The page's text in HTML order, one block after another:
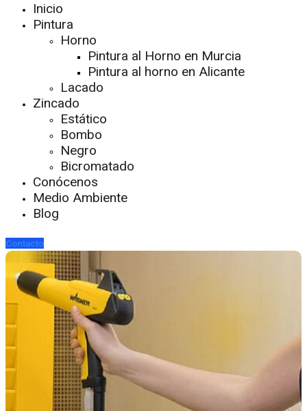
Inicio
Pintura
Horno
Pintura al Horno en Murcia
Pintura al horno en Alicante
Lacado
Zincado
Estático
Bombo
Negro
Bicromatado
Conócenos
Medio Ambiente
Blog
Contacto